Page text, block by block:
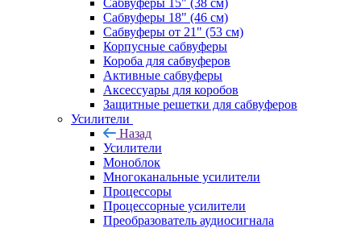
Сабвуферы 15" (38 см)
Сабвуферы 18" (46 см)
Сабвуферы от 21" (53 см)
Корпусные сабвуферы
Короба для сабвуферов
Активные сабвуферы
Аксессуары для коробов
Защитные решетки для сабвуферов
Усилители
Назад
Усилители
Моноблок
Многоканальные усилители
Процессоры
Процессорные усилители
Преобразователь аудиосигнала